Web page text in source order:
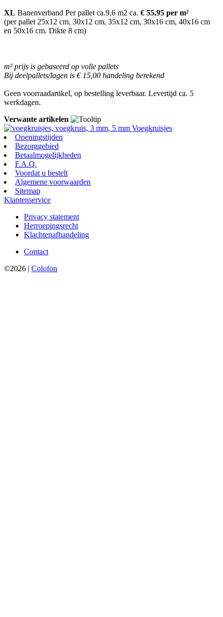
XL Banenverband Per pallet ca.9,6 m2 ca. € 55,95 per m²
(per pallet 25x12 cm, 30x12 cm, 35x12 cm, 30x16 cm, 40x16 cm
en 50x16 cm. Dikte 8 cm)
m² prijs is gebaseerd op volle pallets
Bij deelpallets/lagen is € 15,00 handeling berekend
Geen voorraadartikel, op bestelling leverbaar. Levertijd ca. 5
werkdagen.
Verwante artikelen
Voegkruisjes
Openingstijden
Bezorggebied
Betaalmogelijkheden
F.A.Q.
Voordat u bestelt
Algemene voorwaarden
Sitemap
Klantenservice
Privacy statement
Herroepingsrecht
Klachtenafhandeling
Contact
©2026 | Colofon